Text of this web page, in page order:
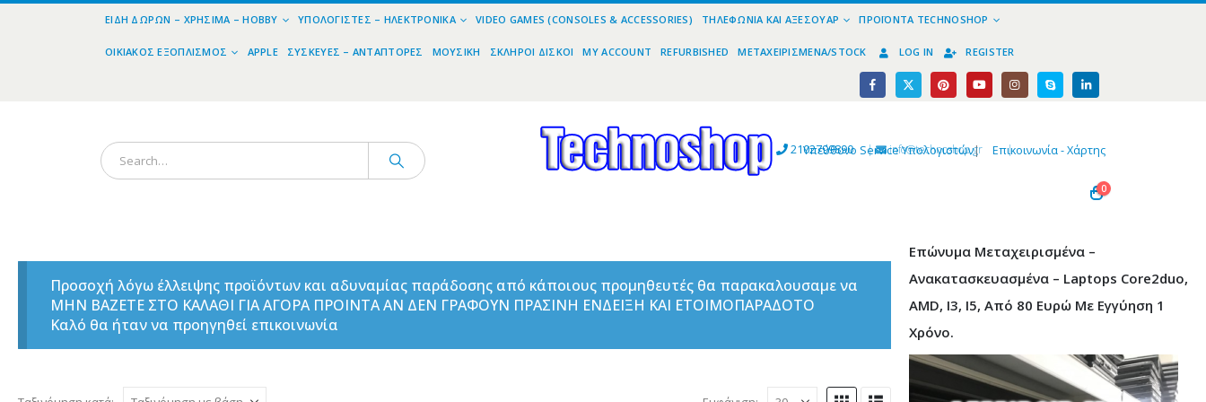
ΕΊΔΗ ΔΏΡΩΝ – ΧΡΉΣΙΜΑ – HOBBY ΥΠΟΛΟΓΙΣΤΈΣ – ΗΛΕΚΤΡΟΝΙΚΆ VIDEO GAMES (CONSOLES & ACCESSORIES) ΤΗΛΕΦΩΝΊΑ ΚΑΙ ΑΞΕΣΟΥΆΡ ΠΡΟΪΌΝΤΑ TECHNOSHOP
ΟΙΚΙΑΚΌΣ ΕΞΟΠΛΙΣΜΌΣ APPLE ΣΥΣΚΕΥΈΣ – ΑΝΤΆΠΤΟΡΕΣ ΜΟΥΣΙΚΉ ΣΚΛΗΡΟΊ ΔΊΣΚΟΙ MY ACCOUNT REFURBISHED ΜΕΤΑΧΕΙΡΙΣΜΈΝΑ/STOCK LOG IN REGISTER
2102799890 | info@technoshop,gr |
Υπεύθυνο Service Υπολογιστών| Επικοινωνία - Χάρτης
0
Προσοχή λόγω έλλειψης προϊόντων και αδυναμίας παράδοσης από κάποιους προμηθευτές θα παρακαλουσαμε να
ΜΗΝ ΒΑΖΕΤΕ ΣΤΟ ΚΑΛΑΘΙ ΓΙΑ ΑΓΟΡΑ ΠΡΟΙΝΤΑ ΑΝ ΔΕΝ ΓΡΑΦΟΥΝ ΠΡΑΣΙΝΗ ΕΝΔΕΙΞΗ ΚΑΙ ΕΤΟΙΜΟΠΑΡΑΔΟΤΟ
Καλό θα ήταν να προηγηθεί επικοινωνία
Επώνυμα Μεταχειρισμένα –
Ανακατασκευασμένα – Laptops Core2duo,
AMD, I3, I5, Από 80 Ευρώ Με Εγγύηση 1
Χρόνο.